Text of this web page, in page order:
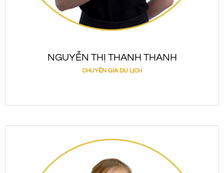
NGUYỄN THỊ THANH THANH
CHUYÊN GIA DU LỊCH